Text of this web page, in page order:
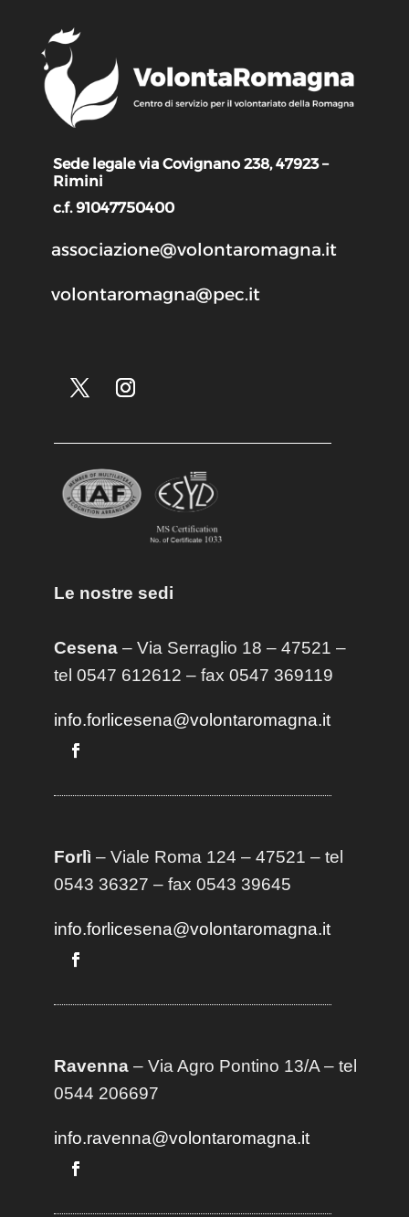
Sede legale via Covignano 238, 47923 –
Rimini
c.f. 91047750400
associazione@volontaromagna.it
volontaromagna@pec.it
Le nostre sedi
Cesena– Via Serraglio 18 – 47521 –
tel 0547 612612 – fax 0547 369119
info.forlicesena@volontaromagna.it
Forlì – Viale Roma 124 – 47521 – tel
0543 36327 – fax 0543 39645
info.forlicesena@volontaromagna.it
Ravenna– Via Agro Pontino 13/A– tel
0544 206697
info.ravenna@volontaromagna.it